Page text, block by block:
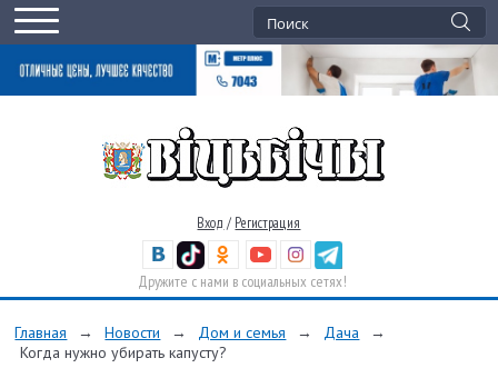
Вход / Регистрация
Дружите с нами в социальных сетях!
Главная → Новости → Дом и семья → Дача
→
Когда нужно убирать капусту?